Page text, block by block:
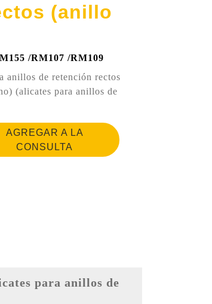
(anillo
/RM107 /RM109
anillos de retención rectos
(alicates para anillos de
AGREGAR A LA
CONSULTA